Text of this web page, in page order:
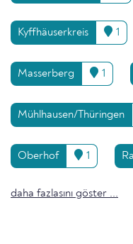
Kyffhäuserkreis 1
Masserberg 1
Mühlhausen/Thüringen
Oberhof 1
daha fazlasını göster ...